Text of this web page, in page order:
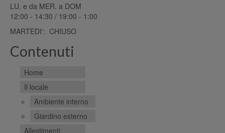
LU. e da MER. a DOM
12:00 - 14:30 / 19:00 - 1:00
MARTEDI': CHIUSO
Contenuti
Home
Il locale
Ambiente interno
Giardino esterno
Allestimenti